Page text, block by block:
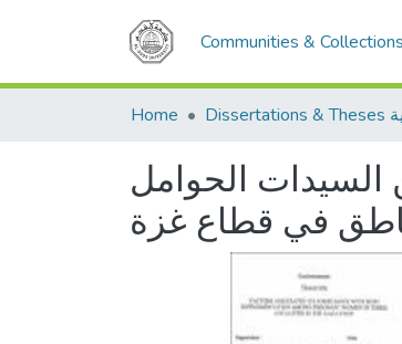
Communities & Collections
Home
السيدات الحوامل
في قطاع غزة